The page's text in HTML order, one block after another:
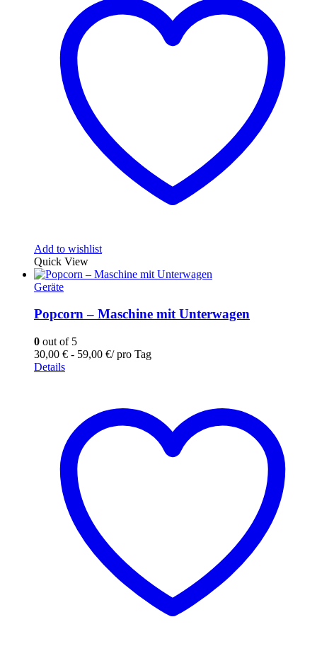
Add to wishlist
Quick View
Geräte
Popcorn – Maschine mit Unterwagen
0 out of 5
30,00 € - 59,00 €/ pro Tag
Details